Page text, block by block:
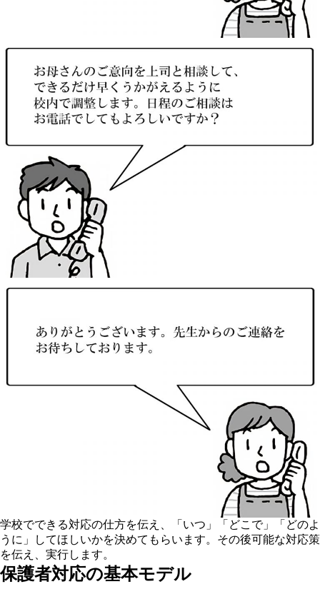
学校でできる対応の仕方を伝え、「いつ」「どこで」「どのよ
うに」してほしいかを決めてもらいます。その後可能な対応策
を伝え、実行します。
保護者対応の基本モデル